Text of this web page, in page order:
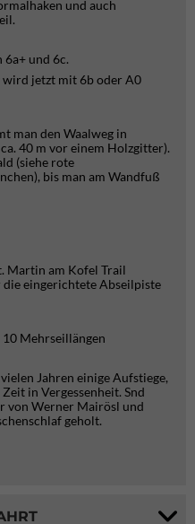
und auch
und 6c.
wird jetzt mit 6b oder A0
man den Waalweg in
40 m vor einem Holzgitter).
(siehe rote
bis man am Wandfuß
Martin am Kofel Trail
die eingerichtete Abseilpiste
Mehrseillängen
Jahren einige Aufstiege,
in Vergessenheit. Snd
von Werner Mairösl und
geholt.